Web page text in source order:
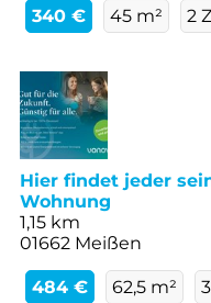
340 € 45 m² 2
Hier findet jeder
Wohnung
1,15 km
01662 Meißen
484 € 62,5 m²